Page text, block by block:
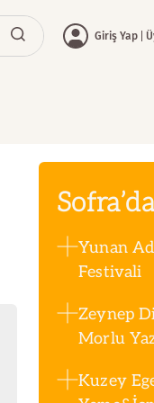
Giriş Yap
Yunan
Festivali
Zeynep
Morlu
Kuzey